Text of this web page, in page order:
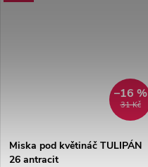
31 Kč
–16 %
Miska pod květináč TULIPÁN
26 antracit